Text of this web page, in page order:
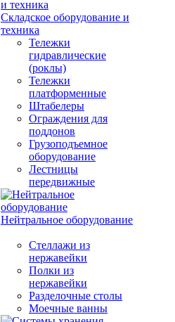
Складское оборудование и
техника
Тележки
гидравлические
(роклы)
Тележки
платформенные
Штабелеры
Ограждения для
поддонов
Грузоподъемное
оборудование
Лестницы
передвижные
Нейтральное оборудование
Стеллажи из
нержавейки
Полки из
нержавейки
Разделочные столы
Моечные ванны